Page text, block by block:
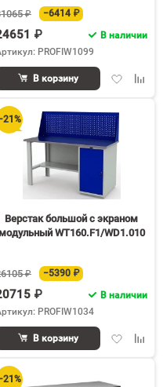
₽ −6414 ₽
₽
В наличии
PROFIW1099
Добавить
В корзину
Верстак большой с экраном
модульный WT160.F1/WD1.010
₽ −5390 ₽
₽
В наличии
PROFIW1034
Добавить
В корзину